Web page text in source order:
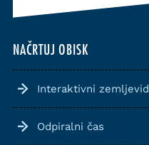
NAČRTUJ OBISK
Interaktivni zemljevid
Odpiralni čas